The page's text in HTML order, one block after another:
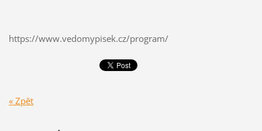
https://www.vedomypisek.cz/program/
« Zpět